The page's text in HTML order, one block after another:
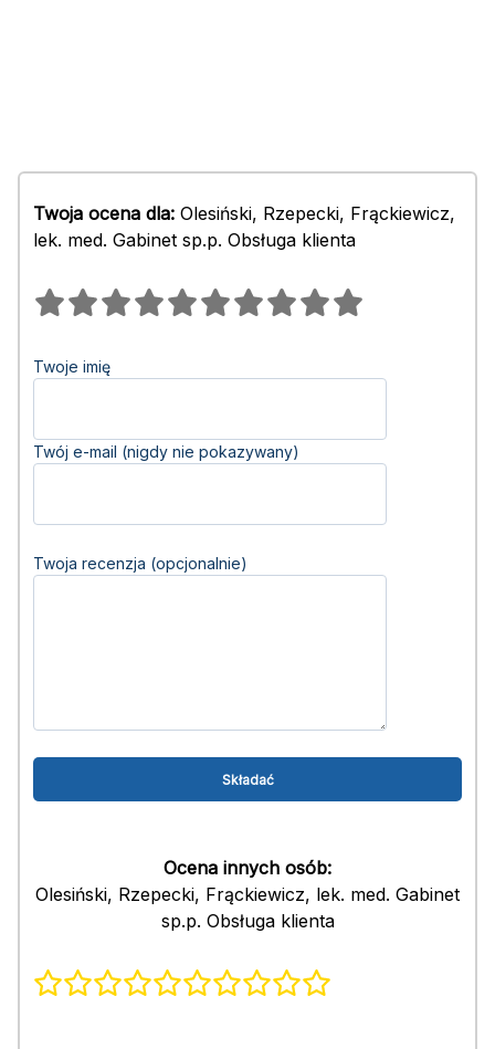
Twoja ocena dla: Olesiński, Rzepecki, Frąckiewicz,
lek. med. Gabinet sp.p. Obsługa klienta
Twoje imię
Twój e-mail (nigdy nie pokazywany)
Twoja recenzja (opcjonalnie)
Ocena innych osób:
Olesiński, Rzepecki, Frąckiewicz, lek. med. Gabinet
sp.p. Obsługa klienta